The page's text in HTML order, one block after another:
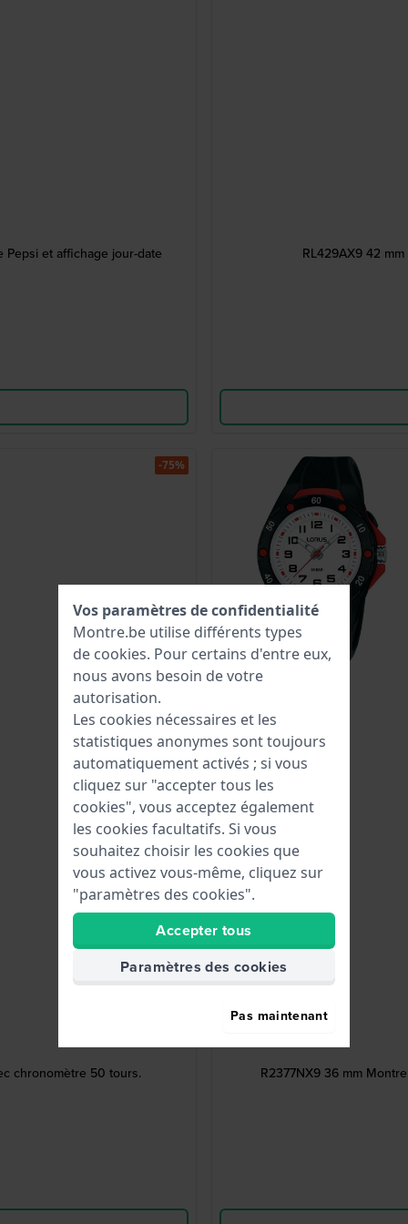
et affichage jour-date RL429AX9 42
chronomètre 50 tours.
-75%
R2377NX9 36 mm
Vos paramètres de confidentialité
Montre.be utilise différents types
de cookies. Pour certains d'entre eux,
nous avons besoin de votre
autorisation.
Les cookies nécessaires et les
statistiques anonymes sont toujours
automatiquement activés ; si vous
cliquez sur "accepter tous les
cookies", vous acceptez également
les cookies facultatifs. Si vous
souhaitez choisir les cookies que
vous activez vous-même, cliquez sur
"paramètres des cookies".
Accepter tous
Paramètres des cookies
Pas maintenant